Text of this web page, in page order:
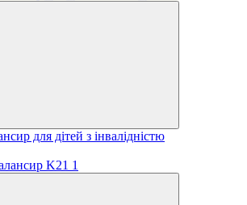
для дітей з інвалідністю